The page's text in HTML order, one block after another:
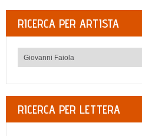
RICERCA PER ARTISTA
RICERCA PER LETTERA